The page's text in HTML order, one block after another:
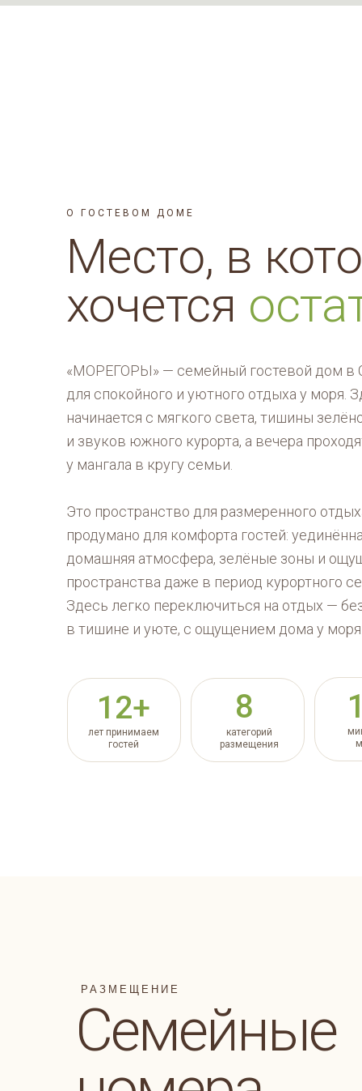
О ГОСТЕВОМ ДОМЕ
Место, в
хочется
«МОРЕГОРЫ» — семейный гостевой дом в
для спокойного и уютного отдыха у моря.
начинается с мягкого света, тишины
и звуков южного курорта, а вечера
у мангала в кругу семьи.
Это пространство для размеренного
продумано для комфорта гостей:
домашняя атмосфера, зелёные зоны и
пространства даже в период курортного
Здесь легко переключиться на отдых —
в тишине и уюте, с ощущением дома у
12+
лет принимаем
гостей
8
категорий
размещения
РАЗМЕЩЕНИЕ
Семейные